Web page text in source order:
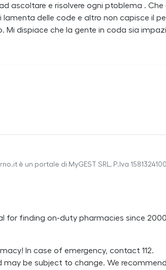
ascoltare e risolvere ogni ptoblema . Che
lamenta delle code e altro non capisce il
dispiace che la gente in coda sia
è un portale di MyGEST SRL, P.Iva
for finding on-duty pharmacies since
In case of emergency, contact 112.
be subject to change. We recommend